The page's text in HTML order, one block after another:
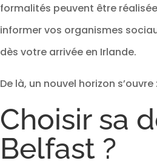
formalités peuvent être
informer vos organismes
dès votre arrivée en Irlande.
De là, un nouvel horizon
Choisir sa
Belfast ?